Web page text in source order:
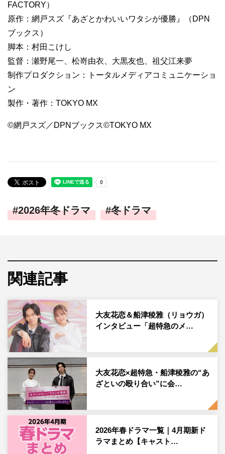
FACTORY）
原作：網戸スズ『あざとかわいいワタシが優勝』（DPN
ブックス）
脚本：村田こけし
監督：瀬野尾一、松嵜由衣、大黒友也、祖父江来夢
制作プロダクション：トータルメディアコミュニケーショ
ン
製作・著作：TOKYO MX
©網戸スズ／DPNブックス©TOKYO MX
2026年冬ドラマ 冬ドラマ
関連記事
大友花恋＆船津稜雅（リョウガ）
インタビュー「超特急のメ…
大友花恋×超特急・船津稜雅の“あ
ざといの殴り合い”に会…
2026年春ドラマ一覧｜4月期新ド
ラマまとめ【キャスト…